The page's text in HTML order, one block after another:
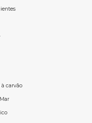
com churrasqueira à
do empreendimento:
carvão